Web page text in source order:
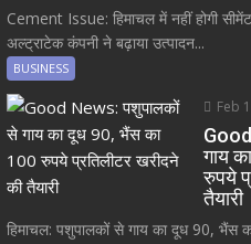
Cement Issue: हिमाचल में नहीं होगी
अल्ट्राटेक कंपनी ने बढ़ाया उत्पादन...
BUSINESS
Feb
गाय
रुपये
तैयारी
हिमाचल: पशुपालकों से गाय का दूध 90, भैंस